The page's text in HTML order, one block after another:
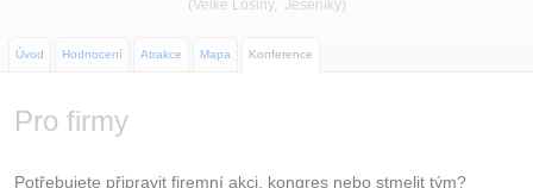
O Jeseníkách
(Velké Losiny, Jeseníky)
Úvod Hodnocení Atrakce Mapa Konference
Pro firmy
Potřebujete připravit firemní akci, kongres nebo stmelit tým?